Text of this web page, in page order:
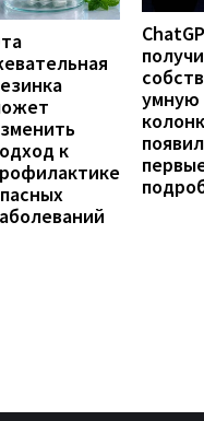
к
умную